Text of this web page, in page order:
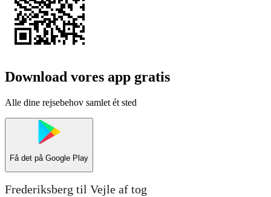
Download vores app gratis
Alle dine rejsebehov samlet ét sted
Få det på Google Play
Frederiksberg til Vejle af tog